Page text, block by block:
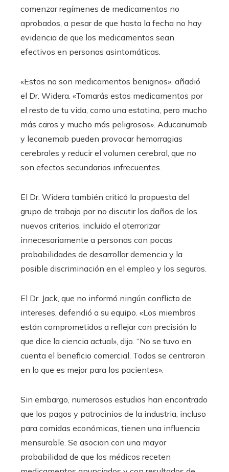
comenzar regímenes de medicamentos no
aprobados, a pesar de que hasta la fecha no hay
evidencia de que los medicamentos sean
efectivos en personas asintomáticas.
«Estos no son medicamentos benignos», añadió
el Dr. Widera. «Tomarás estos medicamentos por
el resto de tu vida, como una estatina, pero mucho
más caros y mucho más peligrosos». Aducanumab
y lecanemab pueden provocar hemorragias
cerebrales y reducir el volumen cerebral, que no
son efectos secundarios infrecuentes.
El Dr. Widera también criticó la propuesta del
grupo de trabajo por no discutir los daños de los
nuevos criterios, incluido el aterrorizar
innecesariamente a personas con pocas
probabilidades de desarrollar demencia y la
posible discriminación en el empleo y los seguros.
El Dr. Jack, que no informó ningún conflicto de
intereses, defendió a su equipo. «Los miembros
están comprometidos a reflejar con precisión lo
que dice la ciencia actual», dijo. “No se tuvo en
cuenta el beneficio comercial. Todos se centraron
en lo que es mejor para los pacientes».
Sin embargo, numerosos estudios han encontrado
que los pagos y patrocinios de la industria, incluso
para comidas económicas, tienen una influencia
mensurable. Se asocian con una mayor
probabilidad de que los médicos receten